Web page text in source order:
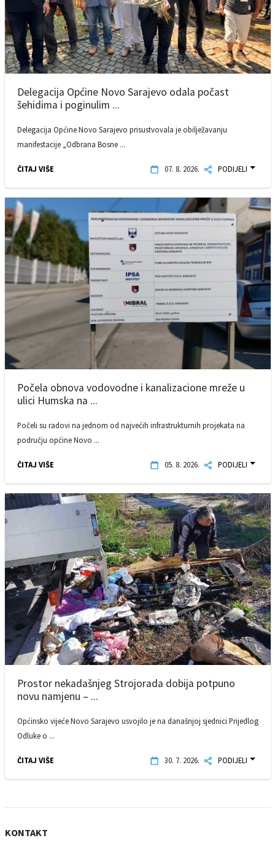
Delegacija Općine Novo Sarajevo odala počast
šehidima i poginulim ...
Delegacija Općine Novo Sarajevo prisustvovala je obilježavanju
manifestacije „Odbrana Bosne ...
ČITAJ VIŠE 07. 8. 2026. PODIJELI
Počela obnova vodovodne i kanalizacione mreže u
ulici Humska na ...
Počeli su radovi na jednom od najvećih infrastrukturnih projekata na
području općine Novo ...
ČITAJ VIŠE 05. 8. 2026. PODIJELI
Prostor nekadašnjeg Strojorada dobija potpuno
novu namjenu – ...
Općinsko vijeće Novo Sarajevo usvojilo je na današnjoj sjednici Prijedlog
Odluke o ...
ČITAJ VIŠE 30. 7. 2026. PODIJELI
KONTAKT